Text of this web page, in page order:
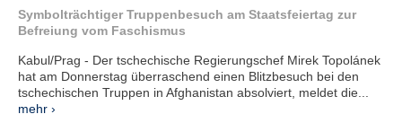
Symbolträchtiger Truppenbesuch am Staatsfeiertag zur
Befreiung vom Faschismus
Kabul/Prag - Der tschechische Regierungschef Mirek Topolánek
hat am Donnerstag überraschend einen Blitzbesuch bei den
tschechischen Truppen in Afghanistan absolviert, meldet die...
mehr ›